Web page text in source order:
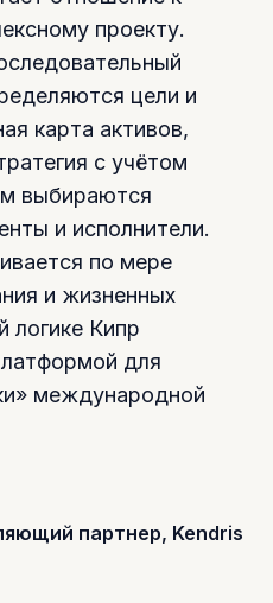
проекту.
цели и
карта активов,
с учётом
выбираются
и исполнители.
по мере
и жизненных
логике Кипр
для
международной
партнер, Kendris